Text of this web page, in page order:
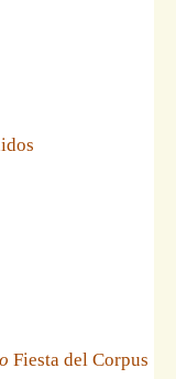
Fiesta del Corpus